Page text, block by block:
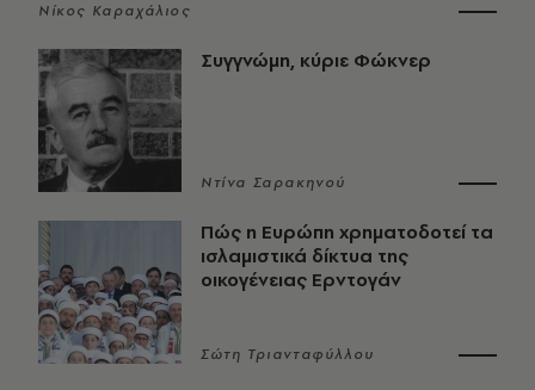
Νίκος Καραχάλιος
Συγγνώμη, κύριε Φώκνερ
Ντίνα Σαρακηνού
Πώς η Ευρώπη χρηματοδοτεί τα
ισλαμιστικά δίκτυα της
οικογένειας Ερντογάν
Σώτη Τριανταφύλλου